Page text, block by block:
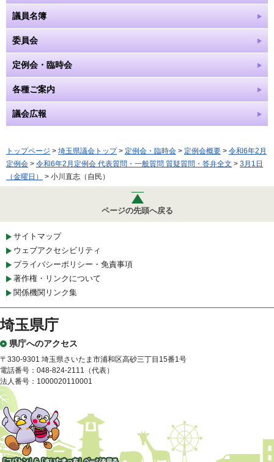
議員名簿
委員会
定例会・臨時会
各種ご案内
議会広報
トップページ > 埼玉県議会トップ> 定例会・臨時会 > 定例会概要 > 令和6年2月
定例会 > 令和6年2月定例会 代表質問・一般質問 質疑質問・答弁全文 > 3月1日
（金曜日）
> 小川直志（自民）
ページの先頭へ戻る
サイトマップ
ウェブアクセシビリティ
プライバシーポリシー・免責事項
著作権・リンクについて
関係機関リンク集
埼玉県庁
県庁へのアクセス
〒330-9301 埼玉県さいたま市浦和区高砂三丁目15番1号
電話番号：048-824-2111（代表）
法人番号：1000020110001